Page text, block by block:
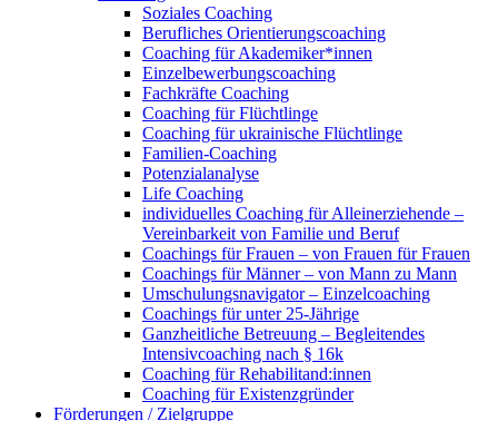
Soziales Coaching
Berufliches Orientierungscoaching
Coaching für Akademiker*innen
Einzelbewerbungscoaching
Fachkräfte Coaching
Coaching für Flüchtlinge
Coaching für ukrainische Flüchtlinge
Familien-Coaching
Potenzialanalyse
Life Coaching
individuelles Coaching für Alleinerziehende –
Vereinbarkeit von Familie und Beruf
Coachings für Frauen – von Frauen für Frauen
Coachings für Männer – von Mann zu Mann
Umschulungsnavigator – Einzelcoaching
Coachings für unter 25-Jährige
Ganzheitliche Betreuung – Begleitendes
Intensivcoaching nach § 16k
Coaching für Rehabilitand:innen
Coaching für Existenzgründer
Förderungen / Zielgruppe